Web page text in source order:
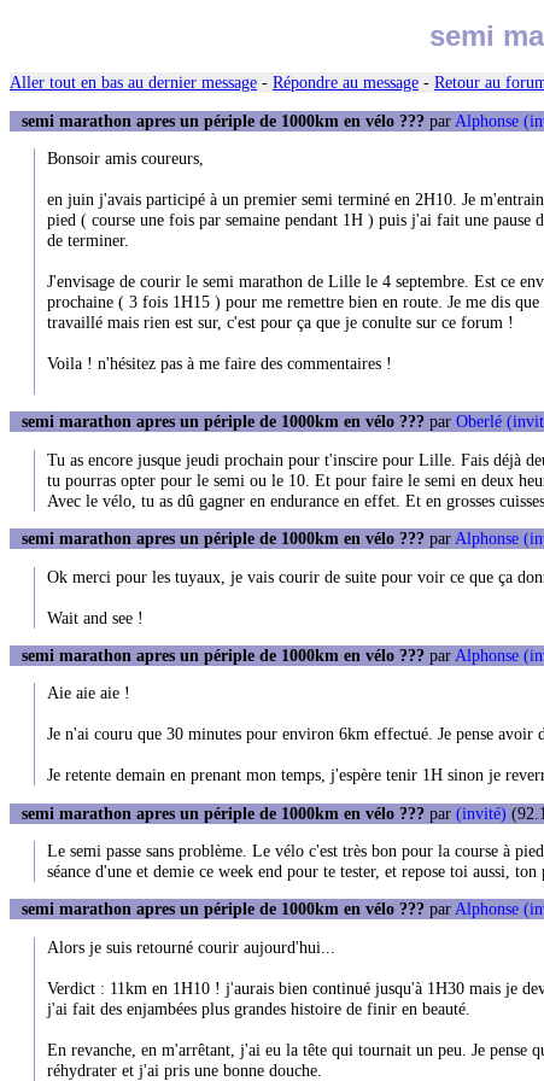
semi
Aller tout en bas au dernier message - Répondre au message - Retour au
semi marathon apres un périple de 1000km en vélo ??? par Alphonse
Bonsoir amis coureurs,
en juin j'avais participé à un premier semi terminé en 2H10. Je
pied ( course une fois par semaine pendant 1H ) puis j'ai fait une
de terminer.
J'envisage de courir le semi marathon de Lille le 4 septembre. Est ce
prochaine ( 3 fois 1H15 ) pour me remettre bien en route. Je me dis
travaillé mais rien est sur, c'est pour ça que je conulte sur ce forum !
Voila ! n'hésitez pas à me faire des commentaires !
semi marathon apres un périple de 1000km en vélo ??? par Oberlé
Tu as encore jusque jeudi prochain pour t'inscire pour Lille. Fais déjà
tu pourras opter pour le semi ou le 10. Et pour faire le semi en deux
Avec le vélo, tu as dû gagner en endurance en effet. Et en grosses
semi marathon apres un périple de 1000km en vélo ??? par Alphonse
Ok merci pour les tuyaux, je vais courir de suite pour voir ce que ça
Wait and see !
semi marathon apres un périple de 1000km en vélo ??? par Alphonse
Aie aie aie !
Je n'ai couru que 30 minutes pour environ 6km effectué. Je pense
Je retente demain en prenant mon temps, j'espère tenir 1H sinon je
semi marathon apres un périple de 1000km en vélo ??? par (invité)
Le semi passe sans problème. Le vélo c'est très bon pour la course à
séance d'une et demie ce week end pour te tester, et repose toi aussi,
semi marathon apres un périple de 1000km en vélo ??? parAlphonse
Alors je suis retourné courir aujourd'hui...
Verdict : 11km en 1H10 ! j'aurais bien continué jusqu'à 1H30 mais je
j'ai fait des enjambées plus grandes histoire de finir en beauté.
En revanche, en m'arrêtant, j'ai eu la tête qui tournait un peu. Je
réhydrater et j'ai pris une bonne douche.